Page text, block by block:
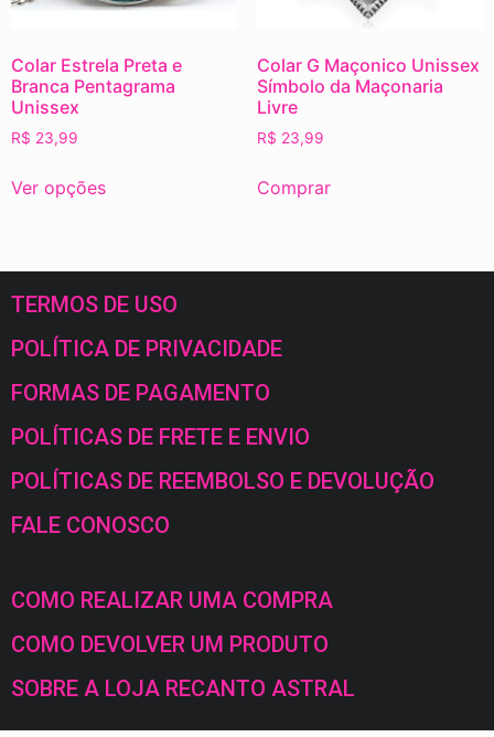
Colar Estrela Preta e
Branca Pentagrama
Unissex
R$ 23,99
Ver opções
Colar G Maçonico Unissex
Símbolo da Maçonaria
Livre
R$ 23,99
Comprar
TERMOS DE USO
POLÍTICA DE PRIVACIDADE
FORMAS DE PAGAMENTO
POLÍTICAS DE FRETE E ENVIO
POLÍTICAS DE REEMBOLSO E DEVOLUÇÃO
FALE CONOSCO
COMO REALIZAR UMA COMPRA
COMO DEVOLVER UM PRODUTO
SOBRE A LOJA RECANTO ASTRAL